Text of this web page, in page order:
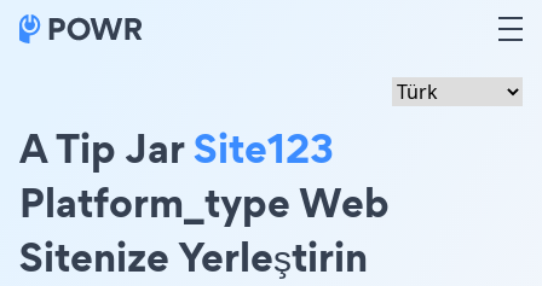
A Tip JarSite123
Platform_type Web
Sitenize Yerleştirin